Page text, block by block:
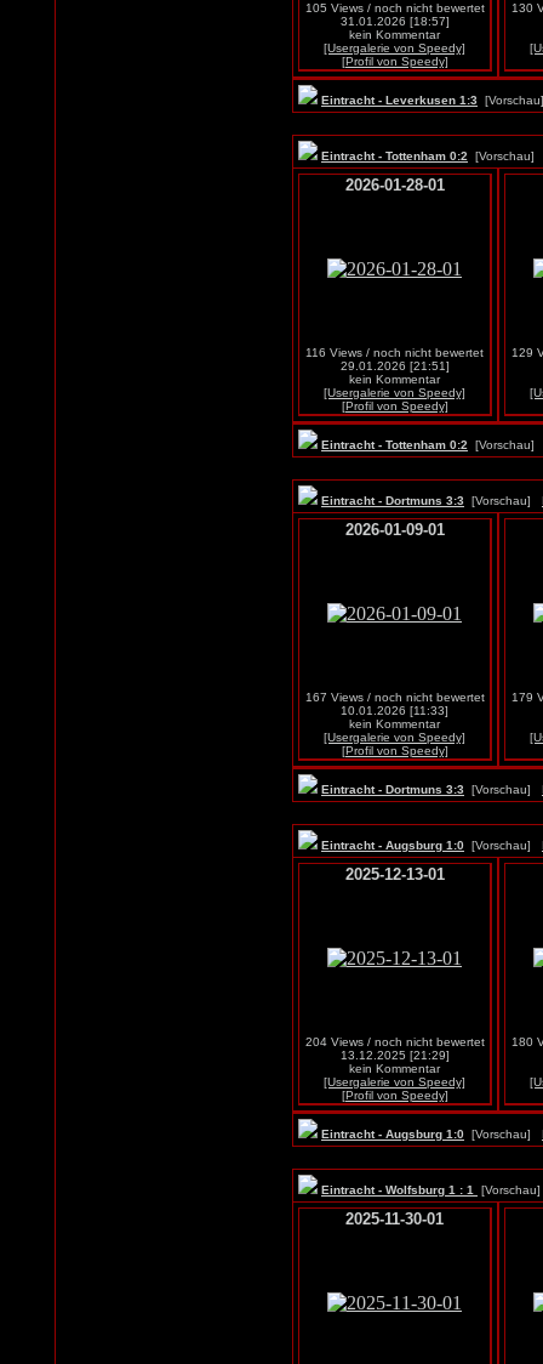
105 Views / noch nicht bewertet
31.01.2026 [18:57]
kein Kommentar
[Usergalerie von Speedy]
[Profil von Speedy]
130
Eintracht - Leverkusen 1:3
Eintracht - Tottenham 0:2
2026-01-28-01
116 Views / noch nicht bewertet
29.01.2026 [21:51]
kein Kommentar
[Usergalerie von Speedy]
[Profil von Speedy]
129
Eintracht - Tottenham 0:2
Eintracht - Dortmuns 3:3 [Vorschau]
2026-01-09-01
167 Views / noch nicht bewertet
10.01.2026 [11:33]
kein Kommentar
[Usergalerie von Speedy]
[Profil von Speedy]
179
Eintracht - Dortmuns 3:3 [Vorschau]
Eintracht - Augsburg 1:0 [Vorschau]
2025-12-13-01
204 Views / noch nicht bewertet
13.12.2025 [21:29]
kein Kommentar
[Usergalerie von Speedy]
[Profil von Speedy]
180
Eintracht - Augsburg 1:0 [Vorschau]
Eintracht - Wolfsburg 1 : 1
2025-11-30-01